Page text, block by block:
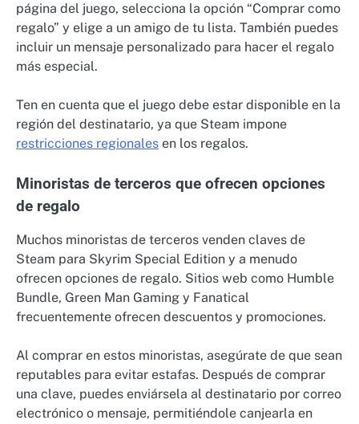
página del juego, selecciona la opción “Comprar como
regalo” y elige a un amigo de tu lista. También puedes
incluir un mensaje personalizado para hacer el regalo
más especial.
Ten en cuenta que el juego debe estar disponible en la
región del destinatario, ya que Steam impone
restricciones regionales en los regalos.
Minoristas de terceros que ofrecen opciones
de regalo
Muchos minoristas de terceros venden claves de
Steam para Skyrim Special Edition y a menudo
ofrecen opciones de regalo. Sitios web como Humble
Bundle, Green Man Gaming y Fanatical
frecuentemente ofrecen descuentos y promociones.
Al comprar en estos minoristas, asegúrate de que sean
reputables para evitar estafas. Después de comprar
una clave, puedes enviársela al destinatario por correo
electrónico o mensaje, permitiéndole canjearla en